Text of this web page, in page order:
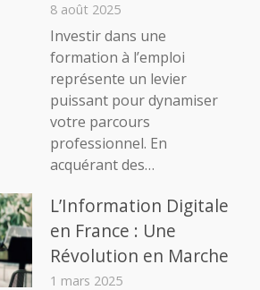
8 août 2025
Investir dans une
formation à l’emploi
représente un levier
puissant pour dynamiser
votre parcours
professionnel. En
acquérant des…
L’Information Digitale
en France : Une
Révolution en Marche
1 mars 2025